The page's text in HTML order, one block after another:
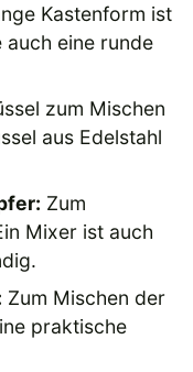
Kastenform ist
auch eine runde
zum Mischen
aus Edelstahl
Zum
Mixer ist auch
Zum Mischen der
praktische